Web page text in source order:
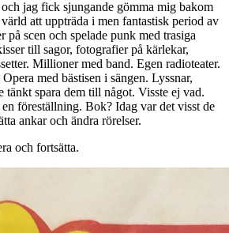
jag fick sjungande gömma mig bakom
att uppträda i men fantastisk period av
på scen och spelade punk med trasiga
till sagor, fotografier på kärlekar,
Millioner med band. Egen radioteater.
med bästisen i sängen. Lyssnar,
tänkt spara dem till något. Visste ej vad.
föreställning. Bok? Idag var det visst de
ankar och ändra rörelser.
och fortsätta.